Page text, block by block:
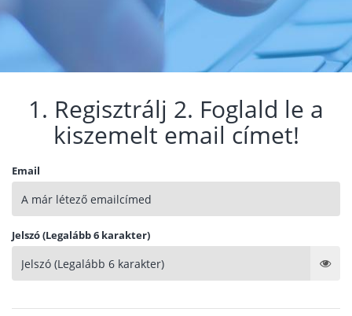
1. Regisztrálj 2. Foglald le a
kiszemelt email címet!
Email
Jelszó (Legalább 6 karakter)